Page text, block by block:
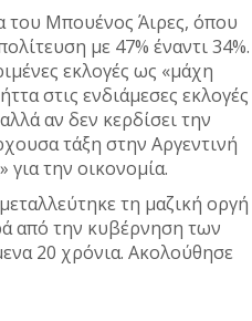
του Μπουένος Άιρες, όπου
με 47% έναντι 34%.
εκλογές ως «μάχη
στις ενδιάμεσες εκλογές
αν δεν κερδίσει την
τάξη στην Αργεντινή
για την οικονομία.
τη μαζική οργή
από την κυβέρνηση των
20 χρόνια. Ακολούθησε